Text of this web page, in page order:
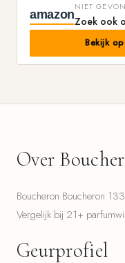
amazon
NIET
Zoek ook
Bekijk
Over
Boucheron Boucheron
Vergelijk bij 21+
Geurprofiel